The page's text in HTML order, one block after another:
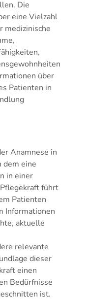
Die
eine Vielzahl
medizinische
über
Patienten in
Anamnese in
dem eine
in einer
führt
Patienten
Informationen
aktuelle
relevante
dieser
einen
Bedürfnisse
ist.